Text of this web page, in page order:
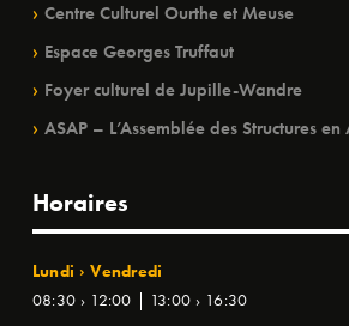
Centre Culturel Ourthe et Meuse
Espace Georges Truffaut
Foyer culturel de Jupille-Wandre
ASAP – L’Assemblée des Structures
Horaires
Lundi › Vendredi
08:30 › 12:00 | 13:00 › 16:30